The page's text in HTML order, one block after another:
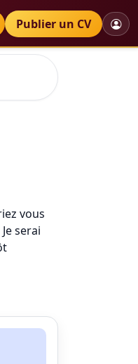
annonces
Publier un CV
vous
serai